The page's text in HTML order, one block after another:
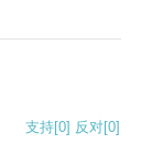
支持[0] 反对[0]